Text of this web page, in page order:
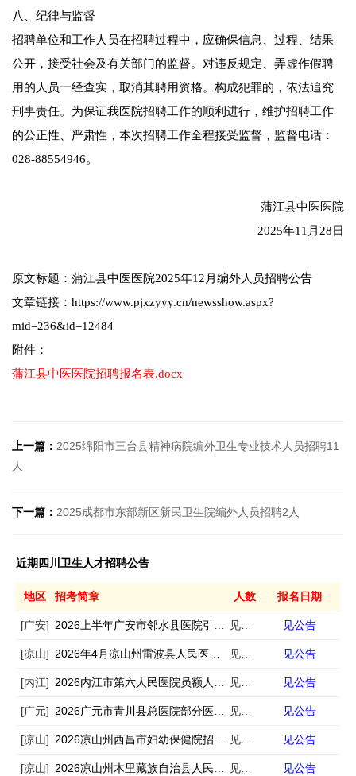
八、纪律与监督
招聘单位和工作人员在招聘过程中，应确保信息、过程、结果
公开，接受社会及有关部门的监督。对违反规定、弄虚作假聘
用的人员一经查实，取消其聘用资格。构成犯罪的，依法追究
刑事责任。为保证我医院招聘工作的顺利进行，维护招聘工作
的公正性、严肃性，本次招聘工作全程接受监督，监督电话：
028-88554946。
蒲江县中医医院
2025年11月28日
原文标题：蒲江县中医医院2025年12月编外人员招聘公告
文章链接：https://www.pjxzyyy.cn/newsshow.aspx?
mid=236&id=12484
附件：
蒲江县中医医院招聘报名表.docx
上一篇： 2025绵阳市三台县精神病院编外卫生专业技术人员招聘11
人
下一篇： 2025成都市东部新区新民卫生院编外人员招聘2人
近期四川卫生人才招聘公告
地区 招考简章 人数 报名日期
[广安] 2026上半年广安市邻水县医院引进急需紧缺专业人才11人 见公告 见公告
[凉山] 2026年4月凉山州雷波县人民医院招聘专业技术人员若干人 见公告 见公告
[内江] 2026内江市第六人民医院员额人员招聘13人 见公告 见公告
[广元] 2026广元市青川县总医院部分医疗卫生机构招聘编外专业技术人员10人 见公告 见公告
[凉山] 2026凉山州西昌市妇幼保健院招聘6人 见公告 见公告
[凉山] 2026凉山州木里藏族自治县人民医院招聘编外中医学类专业技术人员3人 见公告 见公告